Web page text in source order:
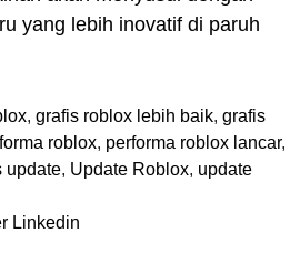
yang lebih inovatif di paruh
, grafis roblox lebih baik, grafis
roblox, performa roblox lancar,
update, Update Roblox, update
Linkedin